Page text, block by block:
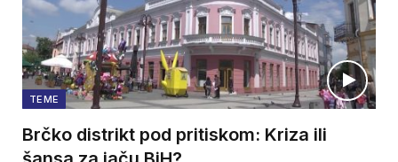
TEME
Brčko distrikt pod pritiskom: Kriza ili